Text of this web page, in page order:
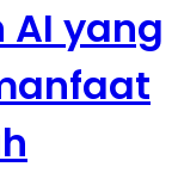
AI yang